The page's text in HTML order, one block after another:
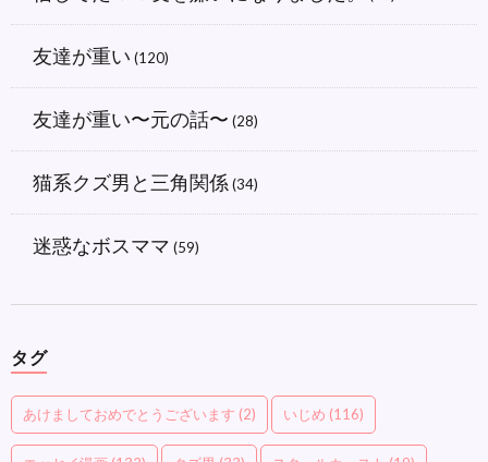
友達が重い (120)
友達が重い〜元の話〜 (28)
猫系クズ男と三角関係 (34)
迷惑なボスママ (59)
タグ
あけましておめでとうございます (2) いじめ (116)